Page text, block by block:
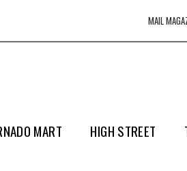
MAIL
MART HIGH STREET